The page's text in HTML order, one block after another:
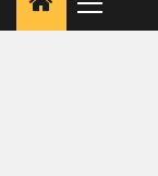
Menu
główne